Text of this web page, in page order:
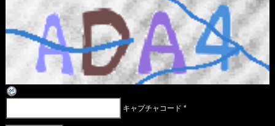
キャプチャコード *